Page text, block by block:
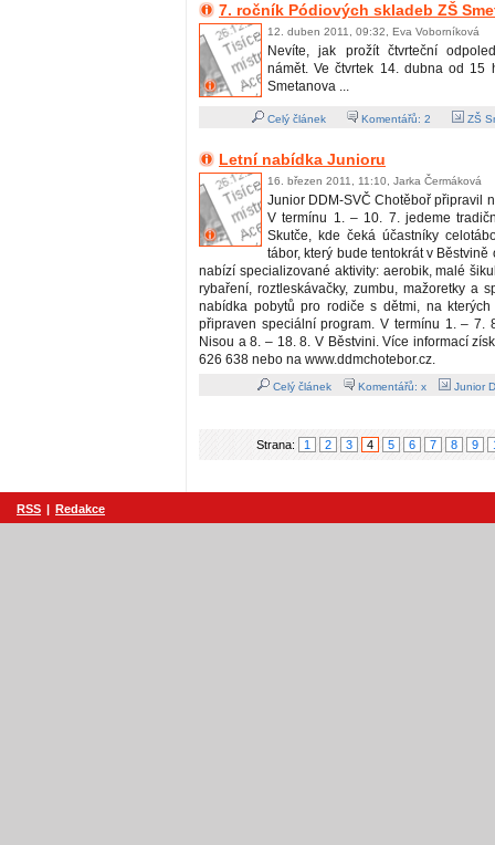
7. ročník Pódiových skladeb ZŠ
12. duben 2011, 09:32, Eva Voborníková
Nevíte, jak prožít čtvrteční
námět. Ve čtvrtek 14. dubna od 15
Smetanova ...
Celý článek Komentářů: 2 ZŠ
Letní nabídka Junioru
16. březen 2011, 11:10, Jarka Čermáková
Junior DDM-SVČ Chotěboř připravil
V termínu 1. – 10. 7. jedeme
Skutče, kde čeká účastníky
tábor, který bude tentokrát v Běstvině
nabízí specializované aktivity: aerobik, malé
rybaření, roztleskávačky, zumbu, mažoretky a
nabídka pobytů pro rodiče s dětmi, na
připraven speciální program. V termínu 1. – 7.
Nisou a 8. – 18. 8. V Běstvini. Více informací
626 638 nebo na www.ddmchotebor.cz.
Celý článek Komentářů: x Junior
Strana: 1 2 3 4 5 6 7 8 9
RSS | Redakce